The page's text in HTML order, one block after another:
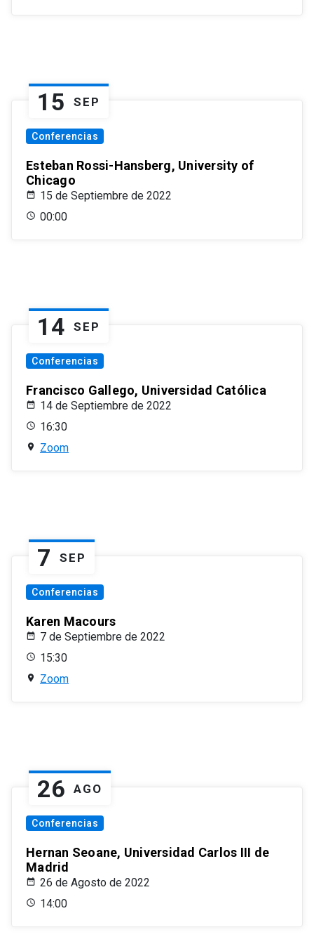
15 SEP
Conferencias
Esteban Rossi-Hansberg, University of
Chicago
15 de Septiembre de 2022
00:00
14 SEP
Conferencias
Francisco Gallego, Universidad Católica
14 de Septiembre de 2022
16:30
Zoom
7 SEP
Conferencias
Karen Macours
7 de Septiembre de 2022
15:30
Zoom
26 AGO
Conferencias
Hernan Seoane, Universidad Carlos III de
Madrid
26 de Agosto de 2022
14:00